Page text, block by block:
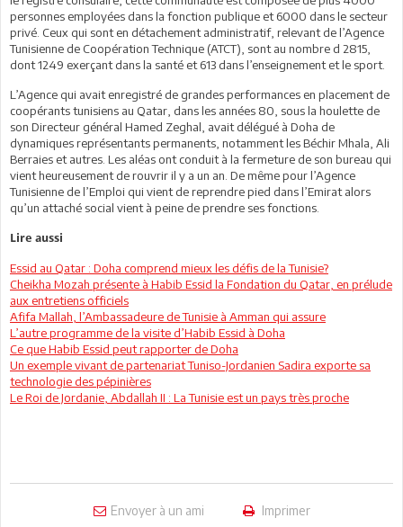
personnes employées dans la fonction publique et 6000 dans le secteur
privé. Ceux qui sont en détachement administratif, relevant de l’Agence
Tunisienne de Coopération Technique (ATCT), sont au nombre d 2815,
dont 1249 exerçant dans la santé et 613 dans l’enseignement et le sport.
L’Agence qui avait enregistré de grandes performances en placement de
coopérants tunisiens au Qatar, dans les années 80, sous la houlette de
son Directeur général Hamed Zeghal, avait délégué à Doha de
dynamiques représentants permanents, notamment les Béchir Mhala, Ali
Berraies et autres. Les aléas ont conduit à la fermeture de son bureau qui
vient heureusement de rouvrir il y a un an. De même pour l’Agence
Tunisienne de l’Emploi qui vient de reprendre pied dans l’Emirat alors
qu’un attaché social vient à peine de prendre ses fonctions.
Lire aussi
Essid au Qatar : Doha comprend mieux les défis de la Tunisie?
Cheikha Mozah présente à Habib Essid la Fondation du Qatar, en prélude
aux entretiens officiels
Afifa Mallah, l’Ambassadeure de Tunisie à Amman qui assure
L’autre programme de la visite d’Habib Essid à Doha
Ce que Habib Essid peut rapporter de Doha
Un exemple vivant de partenariat Tuniso-Jordanien Sadira exporte sa
technologie des pépinières
Le Roi de Jordanie, Abdallah II : La Tunisie est un pays très proche
Envoyer à un ami Imprimer